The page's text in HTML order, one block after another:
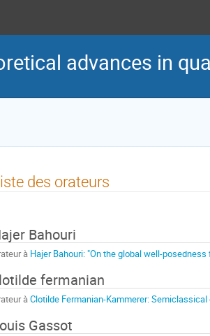
advances in
des orateurs
Bahouri
à Hajer Bahouri: "On the global well-
fermanian
àClotilde Fermanian-Kammerer:
Gassot